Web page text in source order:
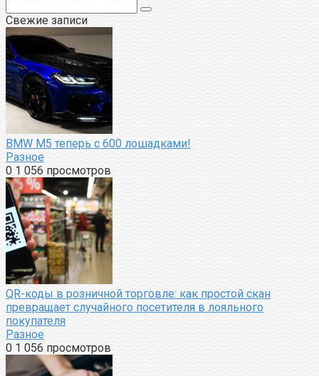
Свежие записи
BMW M5 теперь с 600 лошадками!
Разное
0 1 056 просмотров
QR-коды в розничной торговле: как простой скан
превращает случайного посетителя в лояльного
покупателя
Разное
0 1 056 просмотров